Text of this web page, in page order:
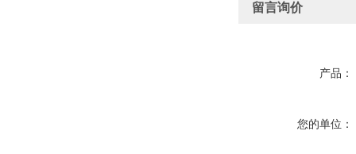
留言询价
产品：
您的单位：